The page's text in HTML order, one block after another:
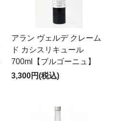
アラン ヴェルデ クレーム
ド カシスリキュール
700ml【ブルゴーニュ】
3,300円(税込)